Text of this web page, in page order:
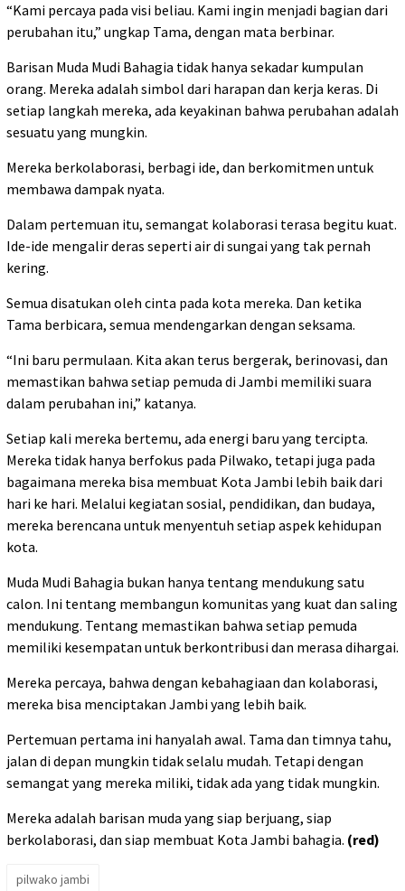
“Kami percaya pada visi beliau. Kami ingin menjadi bagian dari
perubahan itu,” ungkap Tama, dengan mata berbinar.
Barisan Muda Mudi Bahagia tidak hanya sekadar kumpulan
orang. Mereka adalah simbol dari harapan dan kerja keras. Di
setiap langkah mereka, ada keyakinan bahwa perubahan adalah
sesuatu yang mungkin.
Mereka berkolaborasi, berbagi ide, dan berkomitmen untuk
membawa dampak nyata.
Dalam pertemuan itu, semangat kolaborasi terasa begitu kuat.
Ide-ide mengalir deras seperti air di sungai yang tak pernah
kering.
Semua disatukan oleh cinta pada kota mereka. Dan ketika
Tama berbicara, semua mendengarkan dengan seksama.
“Ini baru permulaan. Kita akan terus bergerak, berinovasi, dan
memastikan bahwa setiap pemuda di Jambi memiliki suara
dalam perubahan ini,” katanya.
Setiap kali mereka bertemu, ada energi baru yang tercipta.
Mereka tidak hanya berfokus pada Pilwako, tetapi juga pada
bagaimana mereka bisa membuat Kota Jambi lebih baik dari
hari ke hari. Melalui kegiatan sosial, pendidikan, dan budaya,
mereka berencana untuk menyentuh setiap aspek kehidupan
kota.
Muda Mudi Bahagia bukan hanya tentang mendukung satu
calon. Ini tentang membangun komunitas yang kuat dan saling
mendukung. Tentang memastikan bahwa setiap pemuda
memiliki kesempatan untuk berkontribusi dan merasa dihargai.
Mereka percaya, bahwa dengan kebahagiaan dan kolaborasi,
mereka bisa menciptakan Jambi yang lebih baik.
Pertemuan pertama ini hanyalah awal. Tama dan timnya tahu,
jalan di depan mungkin tidak selalu mudah. Tetapi dengan
semangat yang mereka miliki, tidak ada yang tidak mungkin.
Mereka adalah barisan muda yang siap berjuang, siap
berkolaborasi, dan siap membuat Kota Jambi bahagia. (red)
pilwako jambi